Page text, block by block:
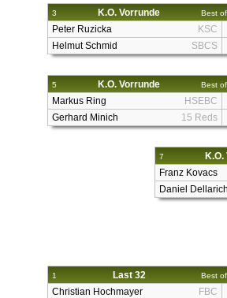
3 K.O. Vorrunde Best
Peter Ruzicka
KSC
Helmut Schmid
SBCS
5 K.O. Vorrunde Best
Markus Ring
HSEBC
Gerhard Minich
15 Reds
7
Franz Kovacs
Daniel
1 Last 32 Best
Christian Hochmayer
FBC